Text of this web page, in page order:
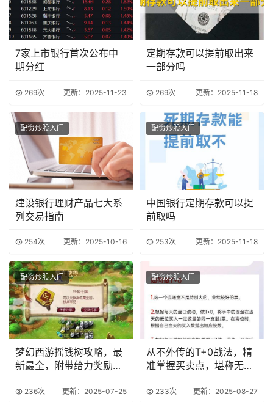
7家上市银行首次公布中
期分红
269次 更新：2025-11-23
定期存款可以提前取出来
一部分吗
269次 更新：2025-11-18
配资炒股入门
建设银行理财产品七大系
列交易指南
254次 更新：2025-10-16
配资炒股入门
中国银行定期存款可以提
前取吗
253次 更新：2025-11-18
配资炒股入门
梦幻西游摇钱树攻略，最
新最全，附带给力奖励图
236次 更新：2025-07-25
配资炒股入门
从不外传的T+0战法，精
准掌握买卖点，堪称无价
233次 更新：2025-08-27